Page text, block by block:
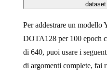
Per addestrare un modello
DOTA128 per 100 epoch
di 640, puoi usare i
di argomenti complete, fai